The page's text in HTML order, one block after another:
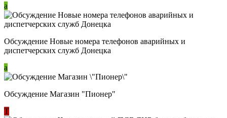
a
Обсуждение Новые номера телефонов аварийных и
диспетчерских служб Донецка
a
Обсуждение Магазин "Пионер"
Т